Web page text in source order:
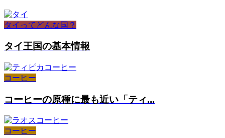
タイってどんな国？
タイ王国の基本情報
コーヒー
コーヒーの原種に最も近い「ティ...
コーヒー